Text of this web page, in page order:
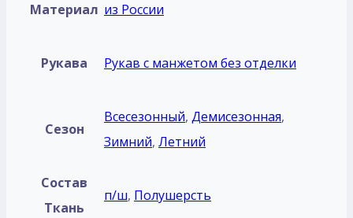
Материал из России
Рукава Рукав с манжетом без отделки
Сезон
Всесезонный, Демисезонная,
Зимний, Летний
Состав
Ткань
п/ш, Полушерсть